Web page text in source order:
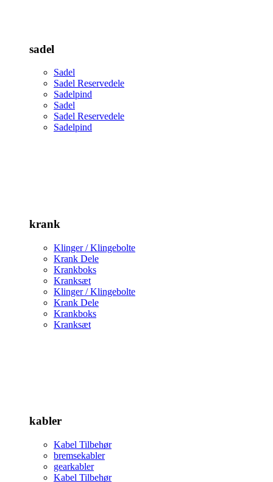
sadel
Sadel
Sadel Reservedele
Sadelpind
Sadel
Sadel Reservedele
Sadelpind
krank
Klinger / Klingebolte
Krank Dele
Krankboks
Kranksæt
Klinger / Klingebolte
Krank Dele
Krankboks
Kranksæt
kabler
Kabel Tilbehør
bremsekabler
gearkabler
Kabel Tilbehør